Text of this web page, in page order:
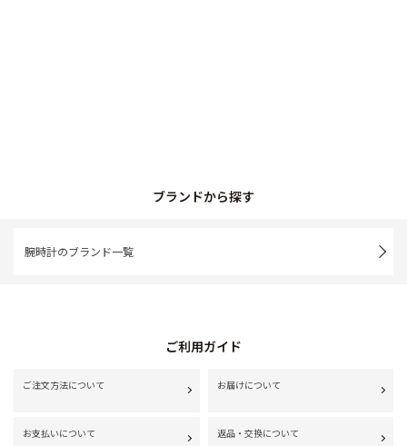
ブランドから探す
腕時計のブランド一覧
ご利用ガイド
ご注文方法について お届けについて
お支払いについて 返品・交換について